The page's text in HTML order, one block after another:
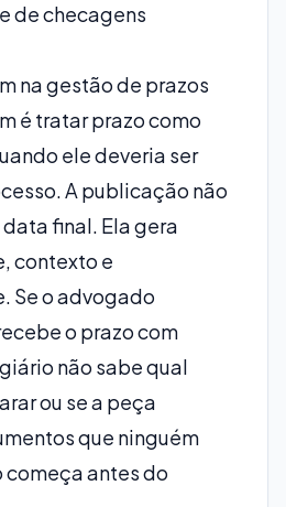
de checagens
na gestão de prazos
é tratar prazo como
ele deveria ser
A publicação não
final. Ela gera
contexto e
Se o advogado
o prazo com
não sabe qual
ou se a peça
que ninguém
começa antes do